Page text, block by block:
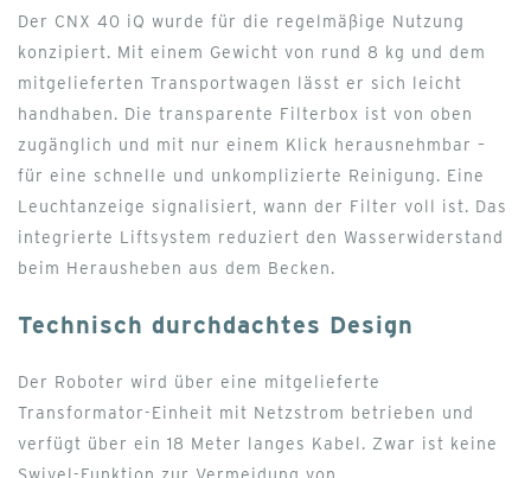
Der CNX 40 iQ wurde für die regelmäßige Nutzung
konzipiert. Mit einem Gewicht von rund 8 kg und dem
mitgelieferten Transportwagen lässt er sich leicht
handhaben. Die transparente Filterbox ist von oben
zugänglich und mit nur einem Klick herausnehmbar –
für eine schnelle und unkomplizierte Reinigung. Eine
Leuchtanzeige signalisiert, wann der Filter voll ist. Das
integrierte Liftsystem reduziert den Wasserwiderstand
beim Herausheben aus dem Becken.
Technisch durchdachtes Design
Der Roboter wird über eine mitgelieferte
Transformator-Einheit mit Netzstrom betrieben und
verfügt über ein 18 Meter langes Kabel. Zwar ist keine